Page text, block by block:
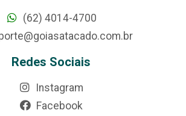
(62) 4014-4700
Redes Sociais
Instagram
Facebook